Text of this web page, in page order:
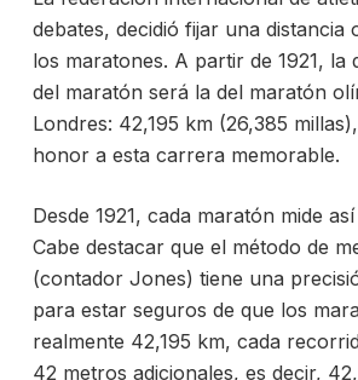
debates, decidió fijar una distancia
los maratones. A partir de 1921, la
del maratón será la del maratón
Londres: 42,195 km (26,385
honor a esta carrera memorable.
Desde 1921, cada maratón mide
Cabe destacar que el método de
(contador Jones) tiene una
para estar seguros de que los
realmente 42,195 km, cada
42 metros adicionales, es decir,